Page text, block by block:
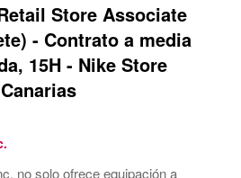
Store Associate
- Contrato a media
15H - Nike Store
no solo ofrece equipación a